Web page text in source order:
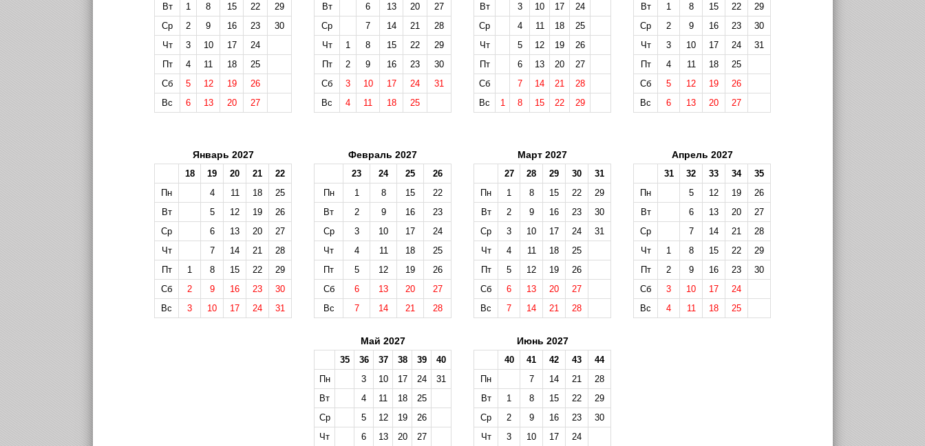
Вт
1 8 15 22
29
Ср
2 9 16 23
30
Чт
3 10 17
24
Пт
4 11 18
25
Сб
5 12 19
26
Вс
6 13 20 27
Вт
6 13 20
27
Ср
7 14 21
28
Чт
1 8 15 22
29
Пт
2 9 16 23
30
Сб
3 10 17 24
31
Вс
4 11 18 25
Вт
3 10 17
24
Ср
4 11 18
25
Чт
5 12 19
26
Пт
6 13 20
27
Сб
7 14 21
28
Вс
1 8 15 22 29
Вт
1 8 15 22
29
Ср
2 9 16 23
30
Чт
3 10 17 24
31
Пт
4 11 18
25
Сб
5 12 19
26
Вс
6 13 20 27
Январь 2027
18 19 20 21
22
Пн
4 11 18
25
Вт
5 12 19
26
Ср
6 13 20
27
Чт
7 14 21
28
Пт
1 8 15 22
29
Сб
2 9 16 23
30
Вс
3 10 17 24 31
Февраль 2027
23 24 25
26
Пн
1 8 15
22
Вт
2 9 16
23
Ср
3 10 17
24
Чт
4 11 18
25
Пт
5 12 19
26
Сб
6 13 20
27
Вс
7 14 21 28
Март 2027
27 28 29 30
31
Пн
1 8 15 22
29
Вт
2 9 16 23
30
Ср
3 10 17 24
31
Чт
4 11 18
25
Пт
5 12 19
26
Сб
6 13 20
27
Вс
7 14 21 28
Апрель 2027
31 32 33 34
35
Пн
5 12 19
26
Вт
6 13 20
27
Ср
7 14 21
28
Чт
1 8 15 22
29
Пт
2 9 16 23
30
Сб
3 10 17
24
Вс
4 11 18 25
Май 2027
35 36 37 38 39
40
Пн
3 10 17 24
31
Вт
4 11 18
25
Ср
5 12 19
26
Чт
6 13 20 27
Июнь 2027
40 41 42 43
44
Пн
7 14 21
28
Вт
1 8 15 22
29
Ср
2 9 16 23
30
Чт
3 10 17 24